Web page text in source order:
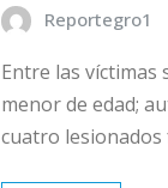
Reportegro1
Entre las víctimas
menor de edad;
cuatro